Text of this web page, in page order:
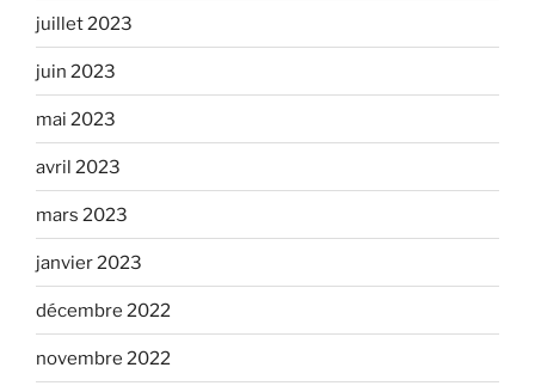
juillet 2023
juin 2023
mai 2023
avril 2023
mars 2023
janvier 2023
décembre 2022
novembre 2022